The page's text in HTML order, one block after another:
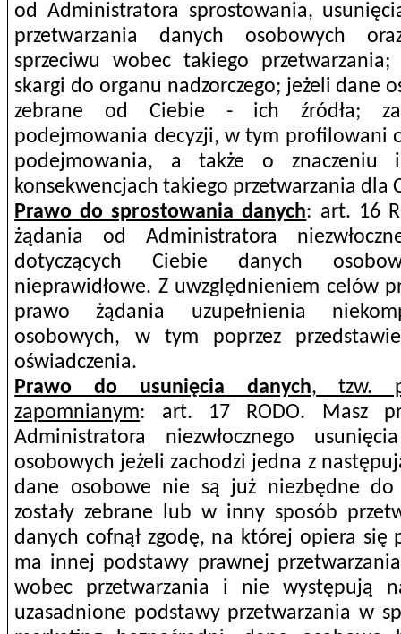
od Administratora sprostowania,
przetwarzania danych osobowych
sprzeciwu wobec takiego
skargi do organu nadzorczego; jeżeli dane
zebrane od Ciebie - ich źródła;
podejmowania decyzji, w tym profilowani
podejmowania, a także o znaczeniu i
konsekwencjach takiego przetwarzania dla
Prawo do sprostowania danych: art. 16
żądania od Administratora
dotyczących Ciebie danych
nieprawidłowe. Z uwzględnieniem celów
prawo żądania uzupełnienia
osobowych, w tym poprzez
oświadczenia.
Prawo do usunięcia danych, tzw.
zapomnianym: art. 17 RODO. Masz
Administratora niezwłocznego
osobowych jeżeli zachodzi jedna z
dane osobowe nie są już niezbędne
zostały zebrane lub w inny sposób
danych cofnął zgodę, na której opiera się
ma innej podstawy prawnej
wobec przetwarzania i nie występują
uzasadnione podstawy przetwarzania w